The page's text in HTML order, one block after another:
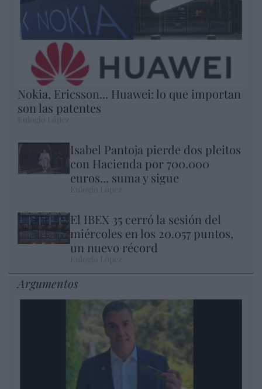
Nokia, Ericsson... Huawei: lo que importan
son las patentes
Isabel Pantoja pierde dos pleitos
con Hacienda por 700.000
euros... suma y sigue
El IBEX 35 cerró la sesión del
miércoles en los 20.057 puntos,
un nuevo récord
Argumentos